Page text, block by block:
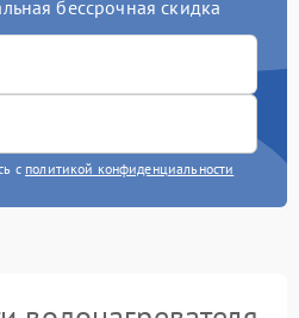
бессрочная скидка
с политикой конфиденциальности